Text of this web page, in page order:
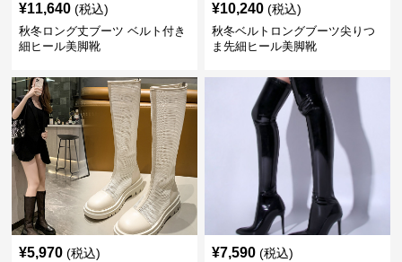
¥11,640 (税込)
秋冬ロング丈ブーツ ベルト付き
細ヒール美脚靴
¥10,240 (税込)
秋冬ベルトロングブーツ尖りつ
ま先細ヒール美脚靴
¥5,970 (税込) ¥7,590 (税込)